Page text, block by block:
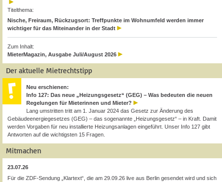
Titelthema:
Nische, Freiraum, Rückzugsort: Treffpunkte im Wohnumfeld werden immer
wichtiger für das Miteinander in der Stadt
Zum Inhalt:
MieterMagazin, Ausgabe Juli/August 2026
Der aktuelle Mietrechtstipp
Neu erschienen:
Info 127: Das neue „Heizungsgesetz“ (GEG) – Was bedeuten die neuen
Regelungen für Mieterinnen und Mieter?
Lang umstritten tritt am 1. Januar 2024 das Gesetz zur Änderung des
Gebäudeenergiegesetzes (GEG) – das sogenannte „Heizungsgesetz“ – in Kraft. Damit
werden Vorgaben für neu installierte Heizungsanlagen eingeführt. Unser Info 127 gibt
Antworten auf die wichtigsten 15 Fragen.
Mitmachen
23.07.26
Für die ZDF-Sendung „Klartext“, die am 29.09.26 live aus Berlin gesendet wird und sich